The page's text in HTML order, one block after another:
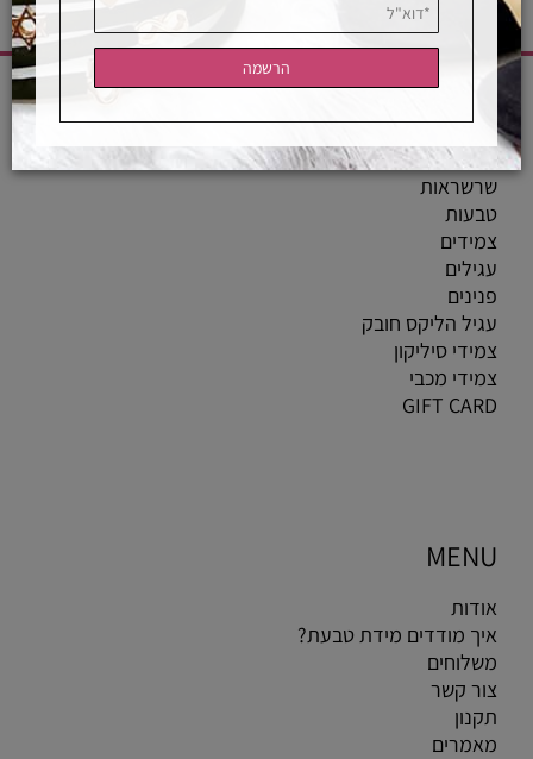
CATEGORIES
שרשראות
טבעות
צמידים
עגילים
פנינים
עגיל הליקס חובק
צמידי סיליקון
צמידי מכבי
GIFT CARD
MENU
אודות
איך מודדים מידת טבעת?
משלוחים
צור קשר
תקנון
מאמרים